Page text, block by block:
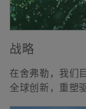
战略
在舍弗勒，我们
全球创新，重塑